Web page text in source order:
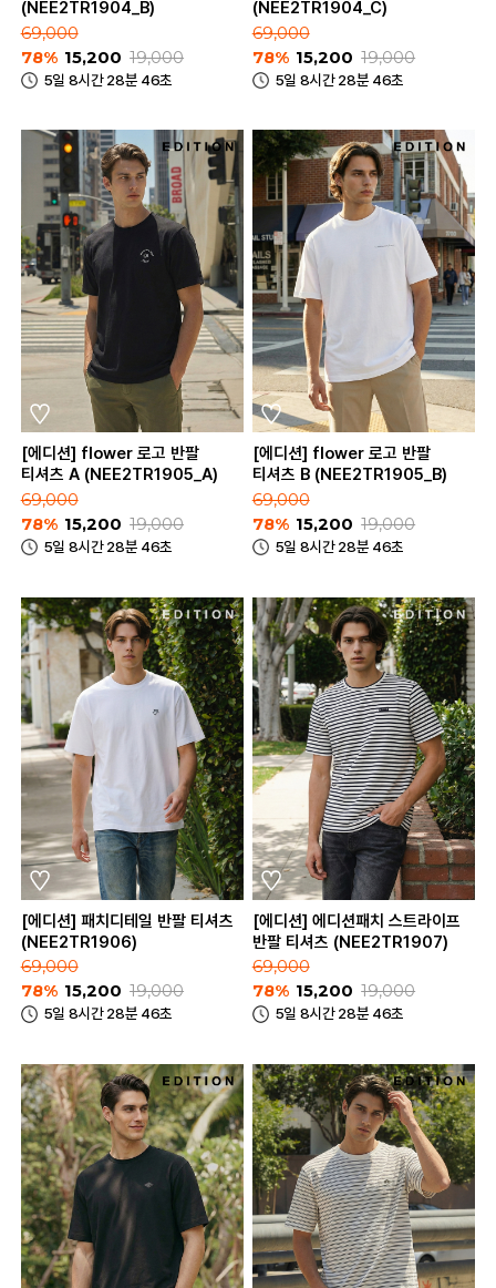
(NEE2TR1904_B)
69,000
78% 15,200 19,000
5일 8시간 28분 46초
(NEE2TR1904_C)
69,000
78% 15,200 19,000
5일 8시간 28분 46초
[에디션] flower 로고 반팔
티셔츠 A (NEE2TR1905_A)
69,000
78% 15,200 19,000
5일 8시간 28분 46초
[에디션] flower 로고 반팔
티셔츠 B (NEE2TR1905_B)
69,000
78% 15,200 19,000
5일 8시간 28분 46초
[에디션] 패치디테일 반팔 티셔츠
(NEE2TR1906)
69,000
78% 15,200 19,000
5일 8시간 28분 46초
[에디션] 에디션패치 스트라이프
반팔 티셔츠 (NEE2TR1907)
69,000
78% 15,200 19,000
5일 8시간 28분 46초